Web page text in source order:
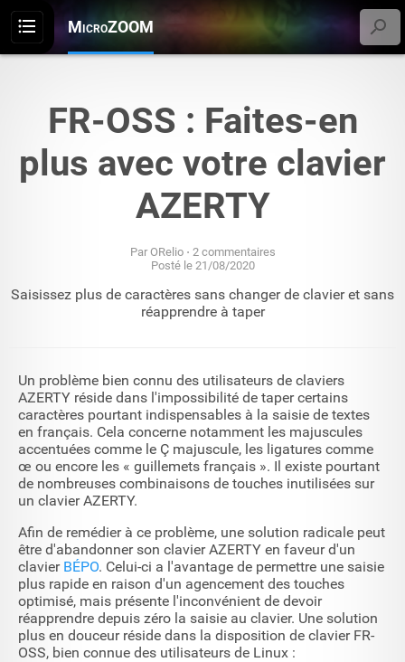
Menu MicroZOOM
FR-OSS : Faites-en
plus avec votre clavier
AZERTY
Par ORelio
2 commentaires
21/08/2020
Saisissez plus de caractères sans changer de clavier et sans
réapprendre à taper
Un problème bien connu des utilisateurs de claviers
AZERTY réside dans l'impossibilité de taper certains
caractères pourtant indispensables à la saisie de textes
en français. Cela concerne notamment les majuscules
accentuées comme le Ç majuscule, les ligatures comme
œ ou encore les « guillemets français ». Il existe pourtant
de nombreuses combinaisons de touches inutilisées sur
un clavier AZERTY.
Afin de remédier à ce problème, une solution radicale peut
être d'abandonner son clavier AZERTY en faveur d'un
clavier BÉPO. Celui-ci a l'avantage de permettre une saisie
plus rapide en raison d'un agencement des touches
optimisé, mais présente l'inconvénient de devoir
réapprendre depuis zéro la saisie au clavier. Une solution
plus en douceur réside dans la disposition de clavier FR-
OSS, bien connue des utilisateurs de Linux :